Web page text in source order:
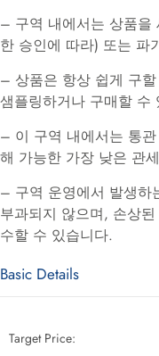
– 구역 내에서는 상품을
한 승인에 따라) 또는 파
– 상품은 항상 쉽게 구
샘플링하거나 구매할 수
– 이 구역 내에서는 통
해 가능한 가장 낮은 관
– 구역 운영에서 발생하
부과되지 않으며, 손상
수할 수 있습니다.
Basic Details
Target Price: